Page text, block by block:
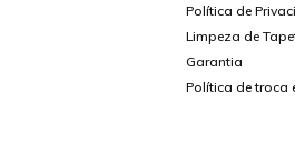
Política de
Limpeza de
Garantia
Política de troca